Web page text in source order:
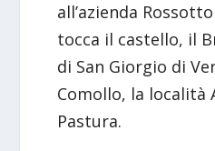
all’azienda
tocca il castello, il
di San Giorgio di
Comollo, la località
Pastura.